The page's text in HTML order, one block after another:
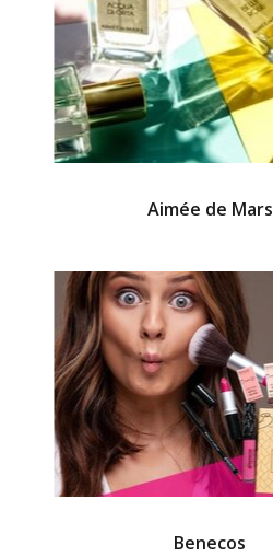
Aimée de Mars
Benecos